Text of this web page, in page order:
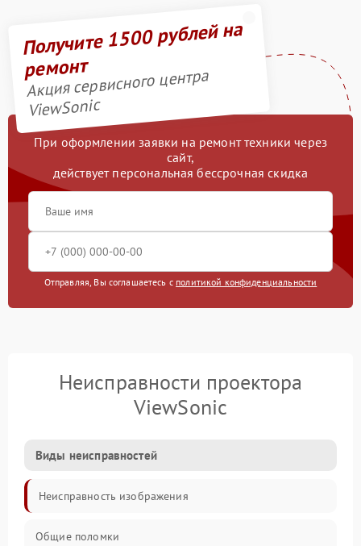
Получите 1500 рублей на
ремонт
Акция сервисного центра
ViewSonic
При оформлении заявки на ремонт техники через
сайт,
действует персональная бессрочная скидка
Отправляя, Вы соглашаетесь с политикой конфиденциальности
Неисправности проектора
ViewSonic
Виды неисправностей
Неисправность изображения
Общие поломки